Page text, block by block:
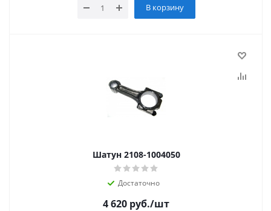
В корзину
Шатун 2108-1004050
Достаточно
4 620 руб./шт